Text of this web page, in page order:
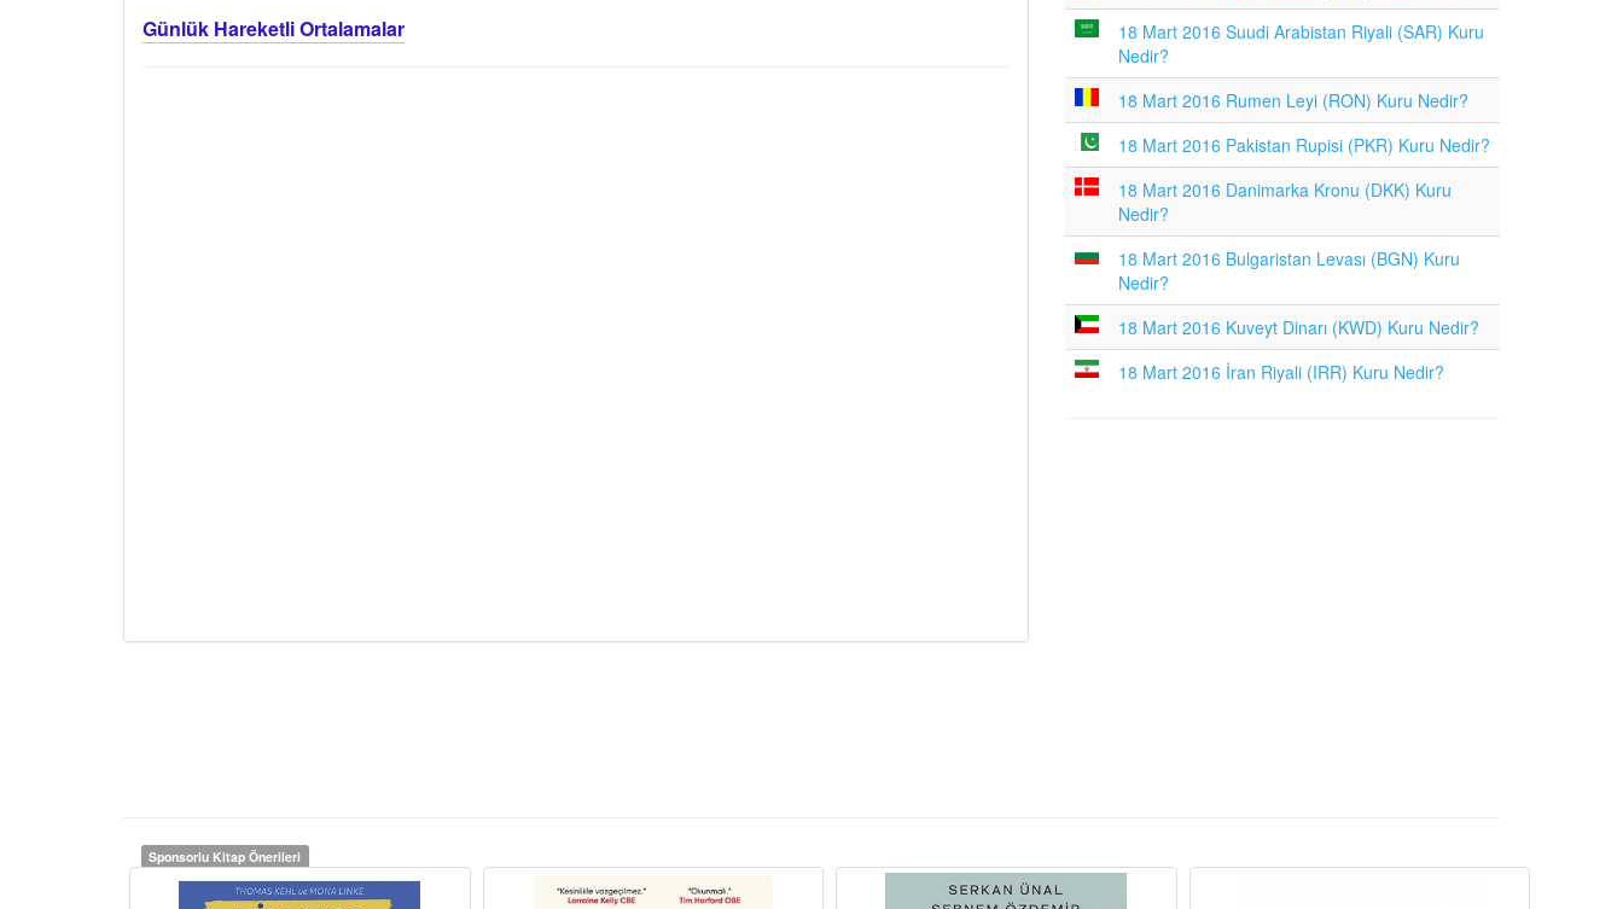
Günlük Hareketli Ortalamalar
18 Mart 2016 Suudi Arabistan Riyali (SAR) Kuru
Nedir?
18 Mart 2016 Rumen Leyi (RON) Kuru Nedir?
18 Mart 2016 Pakistan Rupisi (PKR) Kuru Nedir?
18 Mart 2016 Danimarka Kronu (DKK) Kuru
Nedir?
18 Mart 2016 Bulgaristan Levası (BGN) Kuru
Nedir?
18 Mart 2016 Kuveyt Dinarı (KWD) Kuru Nedir?
18 Mart 2016 İran Riyali (IRR) Kuru Nedir?
Sponsorlu Kitap Önerileri